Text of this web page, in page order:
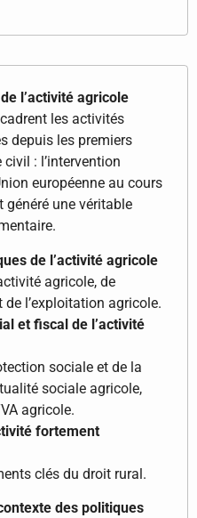
l’activité agricole
les activités
depuis les premiers
: l’intervention
européenne au cours
généré une véritable
de l’activité agricole
agricole, de
de l’exploitation agricole.
et fiscal de l’activité
sociale et de la
sociale agricole,
agricole.
fortement
clés du droit rural.
des politiques